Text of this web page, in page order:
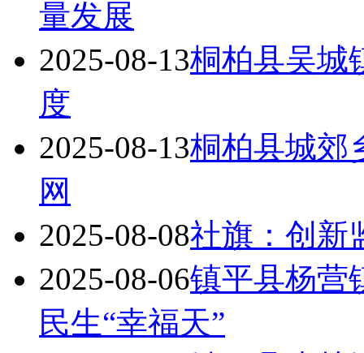
量发展
2025-08-13桐柏县吴城
度
2025-08-13桐柏县城郊
网​
2025-08-08社旗：创新
2025-08-06镇平县杨营
民生“幸福天”